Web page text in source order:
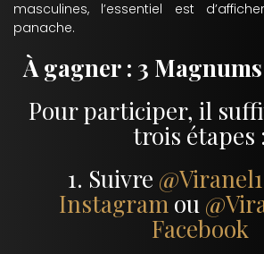
masculines, l’essentiel est
panache.
À gagner : 3
Pour participer, il
trois étapes :
1. Suivre
Instagram ou
Facebook